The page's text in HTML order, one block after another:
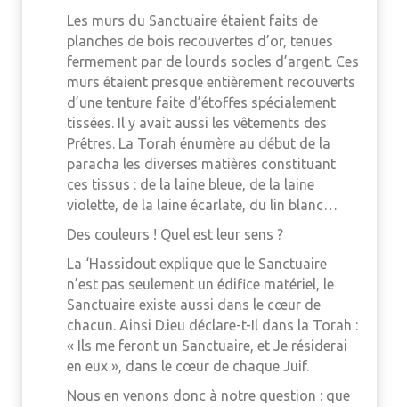
Les murs du Sanctuaire étaient faits de
planches de bois recouvertes d’or, tenues
fermement par de lourds socles d’argent. Ces
murs étaient presque entièrement recouverts
d’une tenture faite d’étoffes spécialement
tissées. Il y avait aussi les vêtements des
Prêtres. La Torah énumère au début de la
paracha les diverses matières constituant
ces tissus : de la laine bleue, de la laine
violette, de la laine écarlate, du lin blanc…
Des couleurs ! Quel est leur sens ?
La ‘Hassidout explique que le Sanctuaire
n’est pas seulement un édifice matériel, le
Sanctuaire existe aussi dans le cœur de
chacun. Ainsi D.ieu déclare-t-Il dans la Torah :
« Ils me feront un Sanctuaire, et Je résiderai
en eux », dans le cœur de chaque Juif.
Nous en venons donc à notre question : que